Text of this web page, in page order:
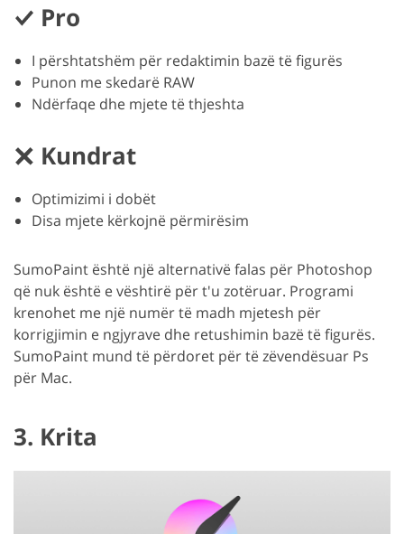
Pro
I përshtatshëm për redaktimin bazë të figurës
Punon me skedarë RAW
Ndërfaqe dhe mjete të thjeshta
Kundrat
Optimizimi i dobët
Disa mjete kërkojnë përmirësim
SumoPaint është një alternativë falas për Photoshop
që nuk është e vështirë për t'u zotëruar. Programi
krenohet me një numër të madh mjetesh për
korrigjimin e ngjyrave dhe retushimin bazë të figurës.
SumoPaint mund të përdoret për të zëvendësuar Ps
për Mac.
3. Krita